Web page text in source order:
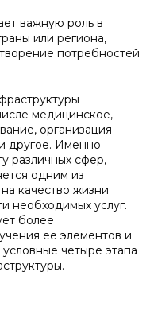
важную роль в
или региона,
потребностей
медицинское,
организация
другое. Именно
различных сфер,
одним из
качество жизни
необходимых услуг.
более
ее элементов и
четыре этапа